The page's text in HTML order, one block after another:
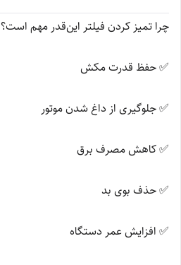
چرا تمیز کردن فیلتر این‌قدر مهم است؟
✅ حفظ قدرت مکش
✅ جلوگیری از داغ شدن موتور
✅ کاهش مصرف برق
✅ حذف بوی بد
✅ افزایش عمر دستگاه